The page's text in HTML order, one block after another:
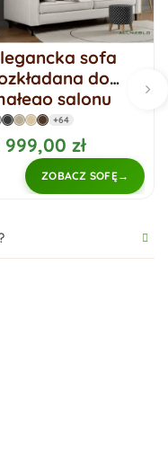
sofa
do
salonu
2
+64
999,00 zł
ZOBACZ SOFĘ